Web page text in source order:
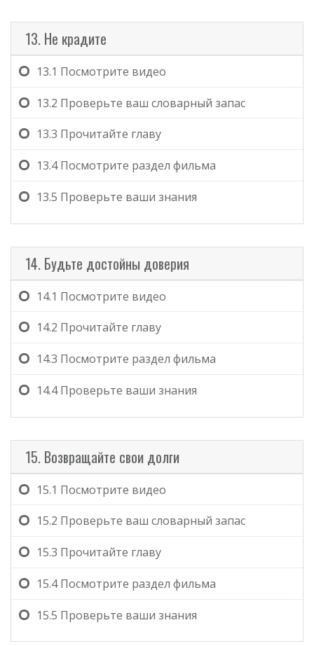
13. Не крадите
13.1 Посмотрите видео
13.2 Проверьте ваш словарный запас
13.3 Прочитайте главу
13.4Посмотрите раздел фильма
13.5 Проверьте ваши знания
14. Будьте достойны доверия
14.1 Посмотрите видео
14.2 Прочитайте главу
14.3 Посмотрите раздел фильма
14.4Проверьте ваши знания
15. Возвращайте свои долги
15.1 Посмотрите видео
15.2 Проверьте ваш словарный запас
15.3 Прочитайте главу
15.4Посмотрите раздел фильма
15.5 Проверьте ваши знания